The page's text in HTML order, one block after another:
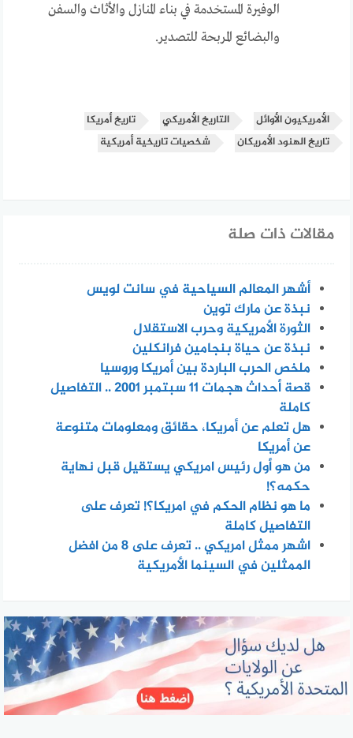
الوفيرة المستخدمة في بناء المنازل والأثاث والسفن
والبضائع المربحة للتصدير.
الأمريكيون الأوائل التاريخ الأمريكي
تاريخ أمريكا
تاريخ الهنود الأمريكان
شخصيات تاريخية أمريكية
مقالات ذات صلة
أشهر المعالم السياحية في سانت لويس
نبذة عن مارك توين
الثورة الأمريكية وحرب الاستقلال
نبذة عن حياة بنجامين فرانكلين
ملخص الحرب الباردة بين أمريكا وروسيا
قصة أحداث هجمات 11 سبتمبر 2001 .. التفاصيل
كاملة
هل تعلم عن أمريكا، حقائق ومعلومات متنوعة
عن أمريكا
من هو أول رئيس امريكي يستقيل قبل نهاية
حكمه؟!
ما هو نظام الحكم في امريكا؟! تعرف على
التفاصيل كاملة
اشهر ممثل امريكي .. تعرف على 8 من افضل
الممثلين في السينما الأمريكية